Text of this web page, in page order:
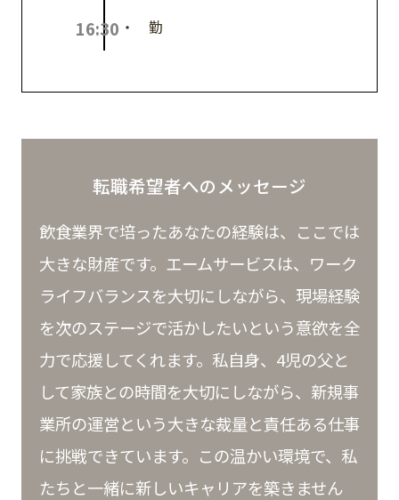
16:30 ・退勤
転職希望者へのメッセージ
飲食業界で培ったあなたの経験は、ここでは
大きな財産です。エームサービスは、ワーク
ライフバランスを大切にしながら、現場経験
を次のステージで活かしたいという意欲を全
力で応援してくれます。私自身、4児の父と
して家族との時間を大切にしながら、新規事
業所の運営という大きな裁量と責任ある仕事
に挑戦できています。この温かい環境で、私
たちと一緒に新しいキャリアを築きません